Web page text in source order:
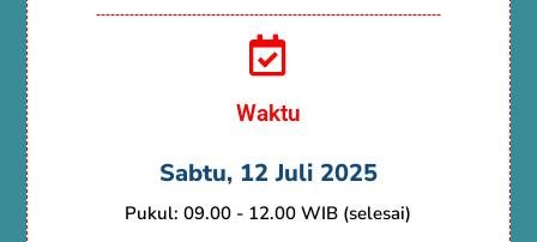
------------------------------------------------------------------------
Waktu
Sabtu, 12 Juli 2025
Pukul: 09.00 - 12.00 WIB (selesai)